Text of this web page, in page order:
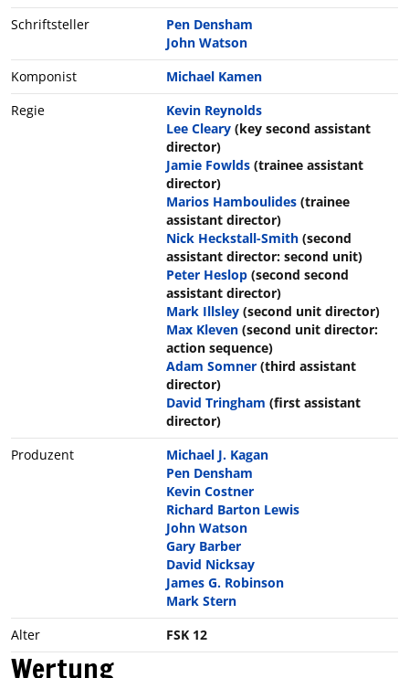
Schriftsteller
Pen Densham
John Watson
Komponist
Michael Kamen
Regie
Kevin Reynolds
Lee Cleary (key second assistant
director)
Jamie Fowlds (trainee assistant
director)
Marios Hamboulides (trainee
assistant director)
Nick Heckstall-Smith (second
assistant director: second unit)
Peter Heslop (second second
assistant director)
Mark Illsley (second unit director)
Max Kleven (second unit director:
action sequence)
Adam Somner (third assistant
director)
David Tringham (first assistant
director)
Produzent
Michael J. Kagan
Pen Densham
Kevin Costner
Richard Barton Lewis
John Watson
Gary Barber
David Nicksay
James G. Robinson
Mark Stern
Alter
FSK 12
Wertung